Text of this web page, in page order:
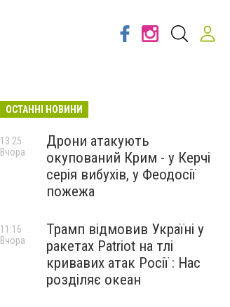
ОСТАННІ НОВИНИ
Дрони атакують
окупований Крим - у Керчі
серія вибухів, у Феодосії
пожежа
13:25
Вчора
Трамп відмовив Україні у
ракетах Patriot на тлі
кривавих атак Росії : Нас
розділяє океан
11:16
Вчора